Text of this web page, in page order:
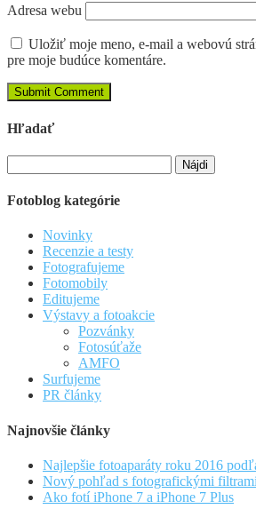
Adresa webu
Uložiť moje meno, e-mail a webovú
pre moje budúce komentáre.
Hľadať
Fotoblog kategórie
Novinky
Recenzie a testy
Fotografujeme
Fotomobily
Editujeme
Výstavy a fotoakcie
Pozvánky
Fotosúťaže
AMFO
Surfujeme
PR články
Najnovšie články
Najlepšie fotoaparáty roku 2016
Nový pohľad s fotografickými filtrami
Ako fotí iPhone 7 a iPhone 7 Plus